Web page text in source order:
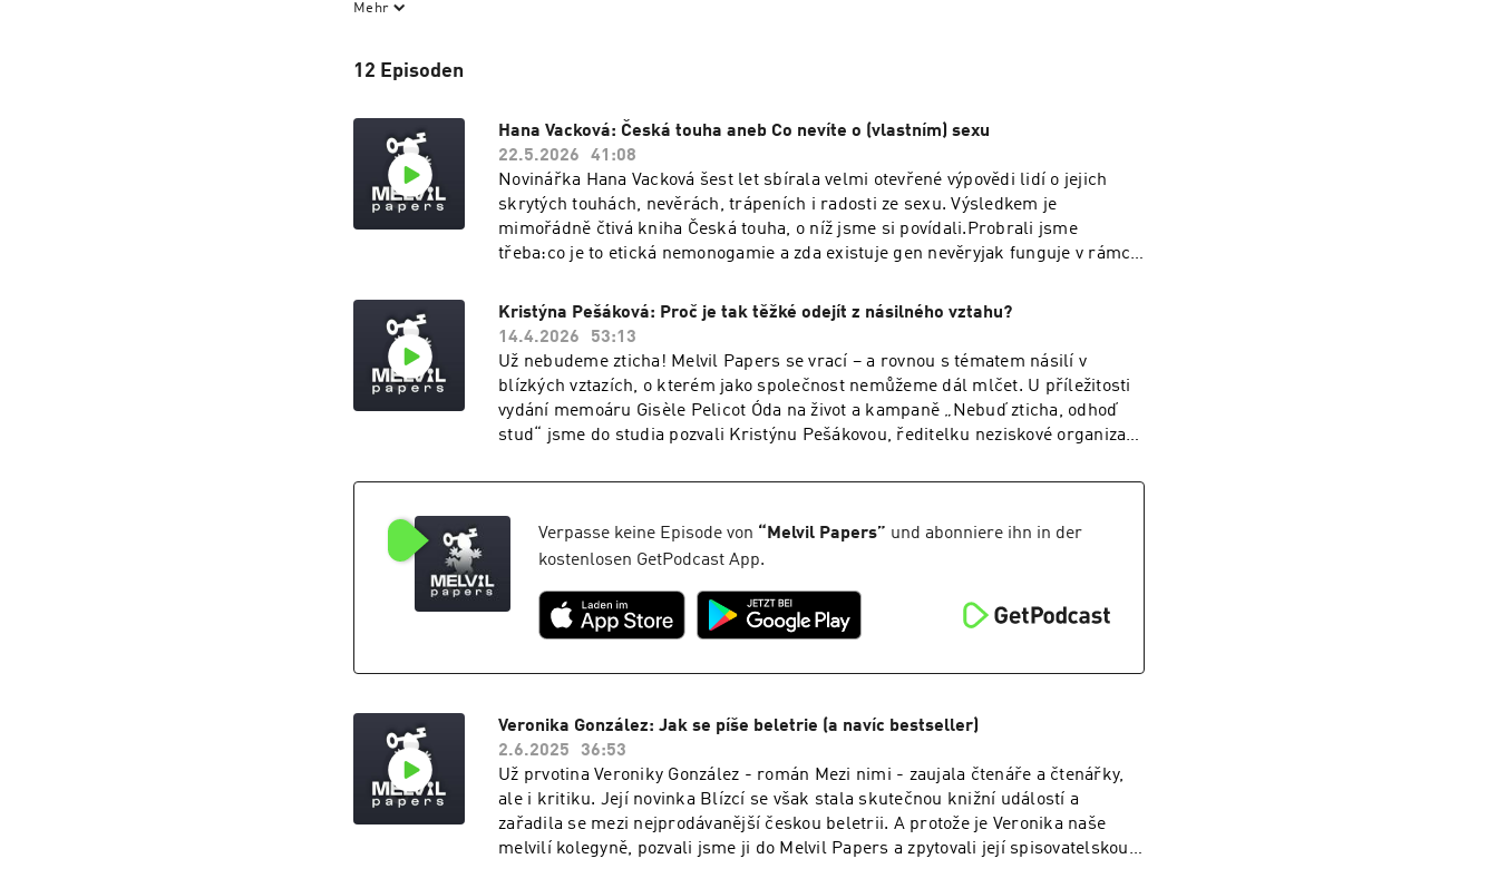
Mehr
12 Episoden
Hana Vacková: Česká touha aneb Co nevíte o (vlastním) sexu
22.5.2026
41:08
Novinářka Hana Vacková šest let sbírala velmi otevřené výpovědi lidí o jejich
skrytých touhách, nevěrách, trápeních i radosti ze sexu. Výsledkem je
mimořádně čtivá kniha Česká touha, o níž jsme si povídali.Probrali jsme
třeba:co je to etická nemonogamie a zda existuje gen nevěryjak funguje v rámci
znamená pro každého něco jiného, ale můžeme ji mít všichniTo musíte slyšet.
Kristýna Pešáková: Proč je tak těžké odejít z násilného vztahu?
14.4.2026
53:13
Už nebudeme zticha! Melvil Papers se vrací – a rovnou s tématem násilí v
blízkých vztazích, o kterém jako společnost nemůžeme dál mlčet. U příležitosti
vydání memoáru Gisèle Pelicot Óda na život a kampaně „Nebuď zticha, odhoď
stud“ jsme do studia pozvali Kristýnu Pešákovou, ředitelku neziskové organizace
sexualizované násilí. A to nejen obětem – v programu Vztek bez násilí Spondea
pojmy násilí v blízkých vztazích a sexualizované násilí.Proč oběti neodchází – a
proč to není slabost.Jaké varovné signály se mohou objevit už na začátku
máme podezření na násilí ve svém okolí.Kam se obrátit o pomoc a co se děje
potom.Jak fungují programy pro násilníky a proč dávají smysl. To musíte slyšet
Verpasse keine Episode von “ Melvil Papers” und abonniere ihn in der
kostenlosen GetPodcast App.
Veronika González: Jak se píše beletrie (a navíc bestseller)
2.6.2025
36:53
Už prvotina Veroniky González - román Mezi nimi - zaujala čtenáře a čtenářky,
ale i kritiku. Její novinka Blízcí se však stala skutečnou knižní událostí a
zařadila se mezi nejprodávanější českou beletrii. A protože je Veronika naše
melvilí kolegyně, pozvali jsme ji do Melvil Papers a zpytovali její spisovatelskou